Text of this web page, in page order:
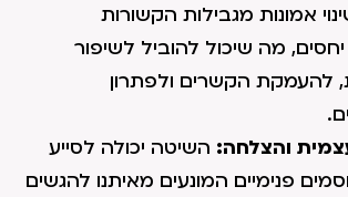
אמונות מגבילות הקשורות
מה שיכול להוביל לשיפור
להעמקת הקשרים ולפתרון
והצלחה: השיטה יכולה לסייע
פנימיים המונעים מאיתנו להגשים